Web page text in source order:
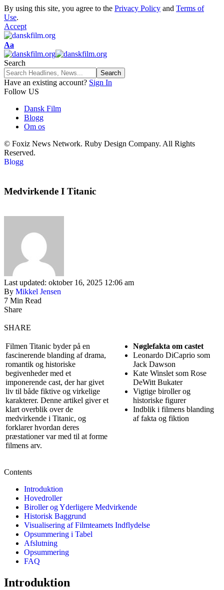
By using this site, you agree to the Privacy Policy and Terms of
Use.
Accept
Aa
Search
Have an existing account? Sign In
Follow US
Dansk Film
Blogg
Om os
© Foxiz News Network. Ruby Design Company. All Rights
Reserved.
Blogg
Medvirkende I Titanic
Last updated: oktober 16, 2025 12:06 am
By Mikkel Jensen
7 Min Read
Share
SHARE
Filmen Titanic byder på en
fascinerende blanding af drama,
romantik og historiske
begivenheder med et
imponerende cast, der har givet
liv til både fiktive og virkelige
karakterer. Denne artikel giver et
klart overblik over de
medvirkende i Titanic, og
forklarer hvordan deres
præstationer var med til at forme
filmens arv.
Nøglefakta om castet
Leonardo DiCaprio som
Jack Dawson
Kate Winslet som Rose
DeWitt Bukater
Vigtige biroller og
historiske figurer
Indblik i filmens blanding
af fakta og fiktion
Contents
Introduktion
Hovedroller
Biroller og Yderligere Medvirkende
Historisk Baggrund
Visualisering af Filmteamets Indflydelse
Opsummering i Tabel
Afslutning
Opsummering
FAQ
Introduktion